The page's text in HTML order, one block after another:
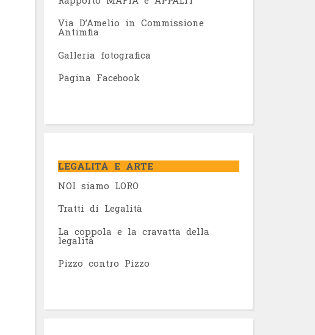
Via D’Amelio in Commissione
Antimfia
Galleria fotografica
Pagina Facebook
LEGALITÀ E ARTE
NOI siamo LORO
Tratti di Legalità
La coppola e la cravatta della
legalità
Pizzo contro Pizzo